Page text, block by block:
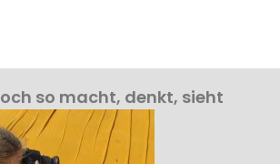
so macht, denkt, sieht